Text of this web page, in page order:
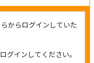
からログインしていた
グインしてください。